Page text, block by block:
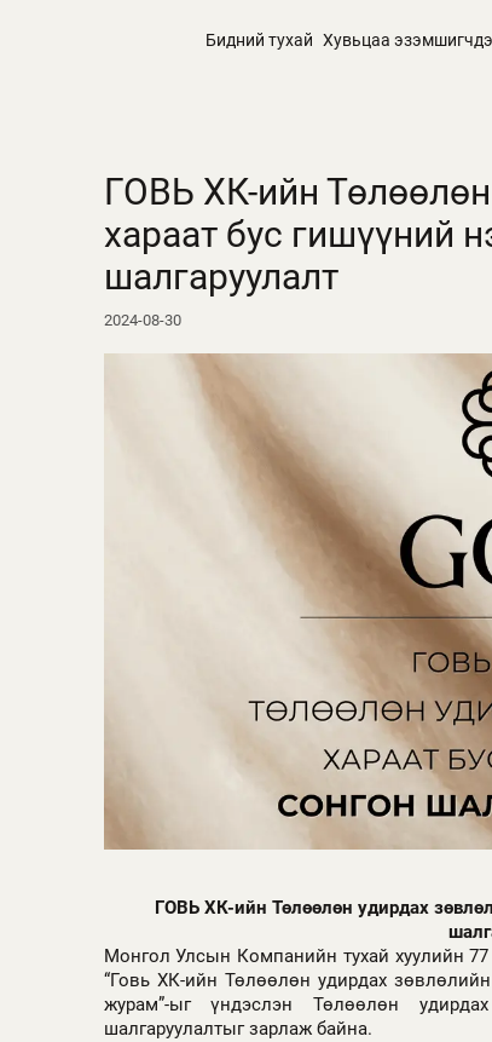
Бидний тухай Хувьцаа
ГОВЬ ХК-ийн
хараат бус гишүүний
шалгаруулалт
2024-08-30
ГОВЬ ХК-ийн Төлөөлөн удирдах
Монгол Улсын Компанийн тухай хуулийн 77
“Говь ХК-ийн Төлөөлөн удирдах
журам”-ыг үндэслэн Төлөөлөн
шалгаруулалтыг зарлаж байна.